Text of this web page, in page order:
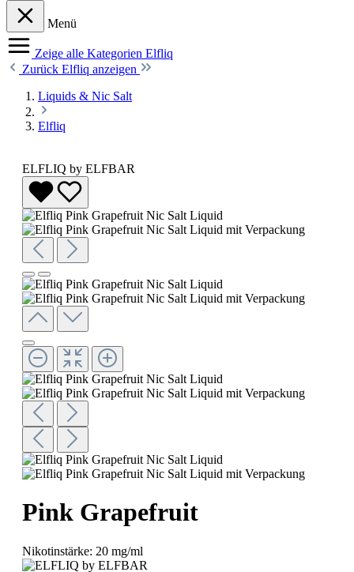
Menü
Zeige alle Kategorien Elfliq
Zurück Elfliq anzeigen
Liquids & Nic Salt
Elfliq
ELFLIQ by ELFBAR
Pink Grapefruit
Nikotinstärke: 20 mg/ml